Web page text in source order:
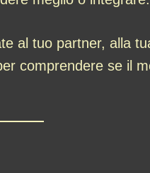
al tuo partner, alla
comprendere se il